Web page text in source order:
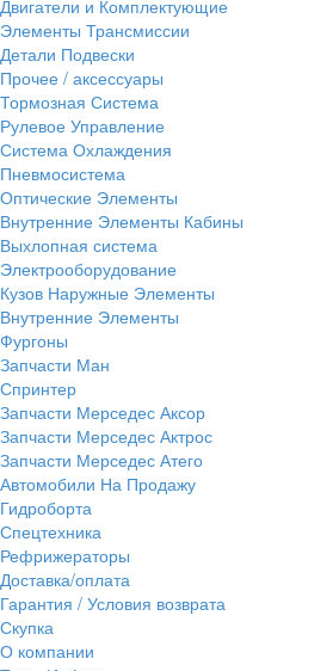
Двигатели и Комплектующие
Элементы Трансмиссии
Детали Подвески
Прочее / аксессуары
Тормозная Система
Рулевое Управление
Система Охлаждения
Пневмосистема
Оптические Элементы
Внутренние Элементы Кабины
Выхлопная система
Электрооборудование
Кузов Наружные Элементы
Внутренние Элементы
Фургоны
Запчасти Ман
Спринтер
Запчасти Мерседес Аксор
Запчасти Мерседес Актрос
Запчасти Мерседес Атего
Автомобили На Продажу
Гидроборта
Спецтехника
Рефрижераторы
Доставка/оплата
Гарантия / Условия возврата
Скупка
О компании